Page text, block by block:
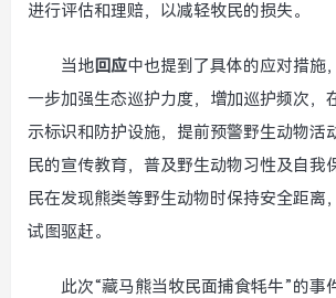
进行评估和理赔，以减轻牧民的损失。
当地回应中也提到了具体的应对措施
一步加强生态巡护力度，增加巡护频次，
示标识和防护设施，提前预警野生动物活
民的宣传教育，普及野生动物习性及自我
民在发现熊类等野生动物时保持安全距离
试图驱赶。
此次“藏马熊当牧民面捕食牦牛”的事